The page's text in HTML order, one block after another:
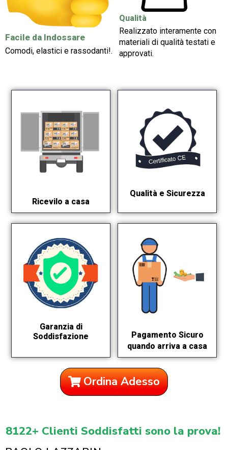
Facile da Indossare
Comodi, elastici e rassodanti!.
Qualità
Realizzato interamente con
materiali di qualità testati e
approvati.
Ricevilo a casa
Qualità e Sicurezza
Garanzia di
Soddisfazione
Pagamento Sicuro
quando arriva a casa
Ordina Adesso
8122+ Clienti Soddisfatti sono la prova!